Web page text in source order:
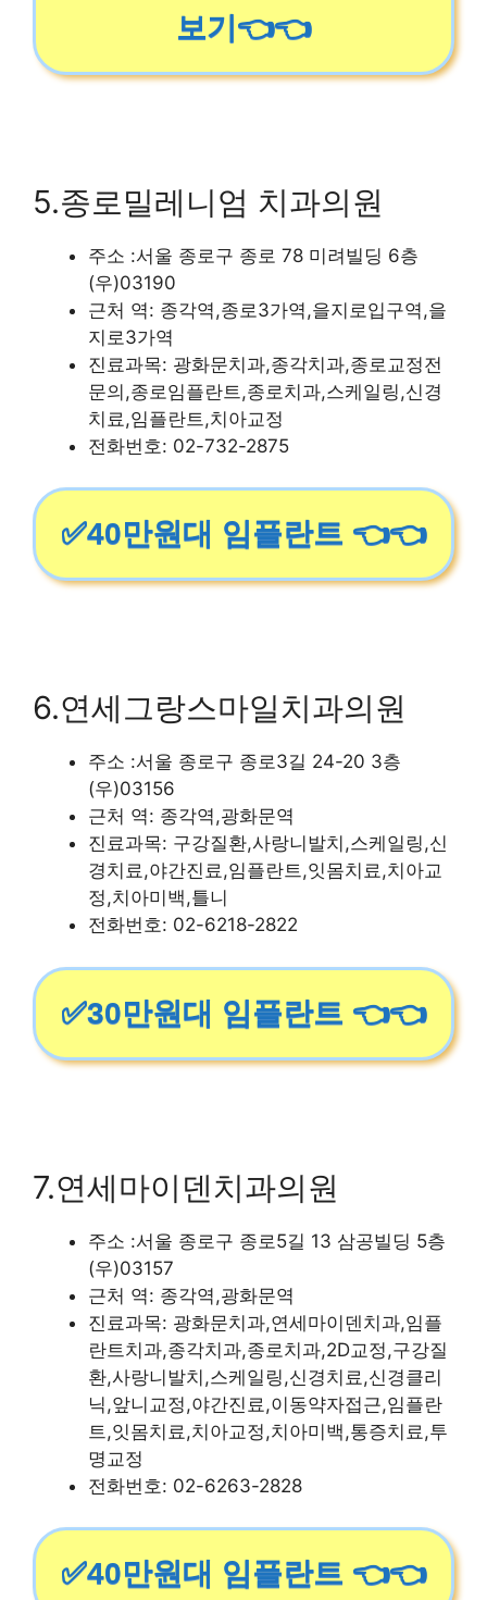
보기👈👈
5.종로밀레니엄 치과의원
주소 :서울 종로구 종로 78 미려빌딩 6층
(우)03190
근처 역: 종각역,종로3가역,을지로입구역,을
지로3가역
진료과목: 광화문치과,종각치과,종로교정전
문의,종로임플란트,종로치과,스케일링,신경
치료,임플란트,치아교정
전화번호: 02-732-2875
✅40만원대 임플란트 👈👈
6.연세그랑스마일치과의원
주소 :서울 종로구 종로3길 24-20 3층
(우)03156
근처 역: 종각역,광화문역
진료과목: 구강질환,사랑니발치,스케일링,신
경치료,야간진료,임플란트,잇몸치료,치아교
정,치아미백,틀니
전화번호: 02-6218-2822
✅30만원대 임플란트 👈👈
7.연세마이덴치과의원
주소 :서울 종로구 종로5길 13 삼공빌딩 5층
(우)03157
근처 역: 종각역,광화문역
진료과목: 광화문치과,연세마이덴치과,임플
란트치과,종각치과,종로치과,2D교정,구강질
환,사랑니발치,스케일링,신경치료,신경클리
닉,앞니교정,야간진료,이동약자접근,임플란
트,잇몸치료,치아교정,치아미백,통증치료,투
명교정
전화번호: 02-6263-2828
✅40만원대 임플란트 👈👈